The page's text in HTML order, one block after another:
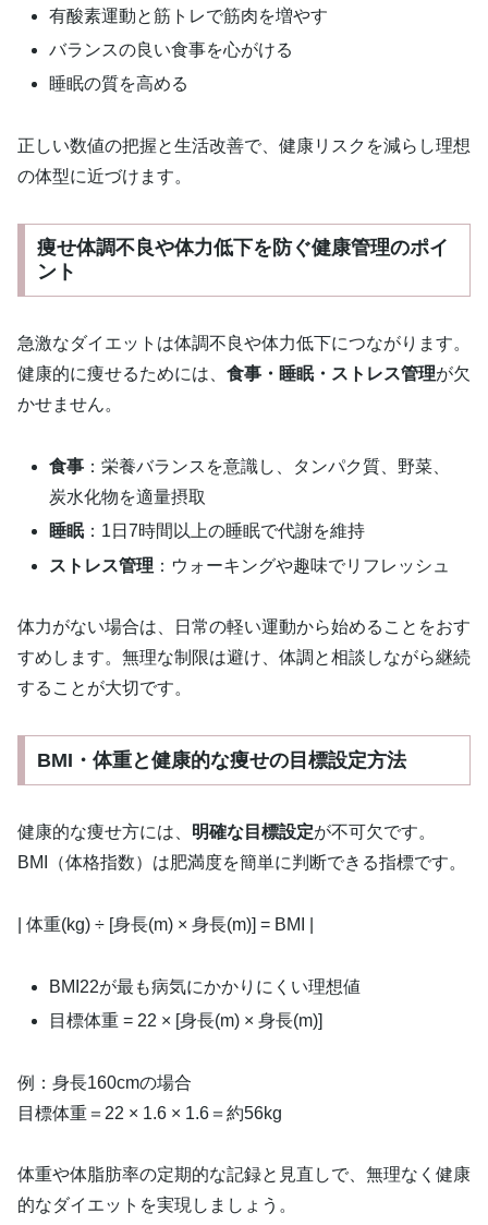
有酸素運動と筋トレで筋肉を増やす
バランスの良い食事を心がける
睡眠の質を高める
正しい数値の把握と生活改善で、健康リスクを減らし理想
の体型に近づけます。
痩せ体調不良や体力低下を防ぐ健康管理のポイ
ント
急激なダイエットは体調不良や体力低下につながります。
健康的に痩せるためには、 食事・睡眠・ストレス管理が欠
かせません。
食事 ：栄養バランスを意識し、タンパク質、野菜、
炭水化物を適量摂取
睡眠：1日7時間以上の睡眠で代謝を維持
ストレス管理 ：ウォーキングや趣味でリフレッシュ
体力がない場合は、日常の軽い運動から始めることをおす
すめします。無理な制限は避け、体調と相談しながら継続
することが大切です。
BMI・体重と健康的な痩せの目標設定方法
健康的な痩せ方には、 明確な目標設定が不可欠です。
BMI（体格指数）は肥満度を簡単に判断できる指標です。
| 体重(kg) ÷ [身長(m) × 身長(m)] = BMI |
BMI22が最も病気にかかりにくい理想値
目標体重 = 22 × [身長(m) × 身長(m)]
例：身長160cmの場合
目標体重＝22 × 1.6 × 1.6＝約56kg
体重や体脂肪率の定期的な記録と見直しで、無理なく健康
的なダイエットを実現しましょう。